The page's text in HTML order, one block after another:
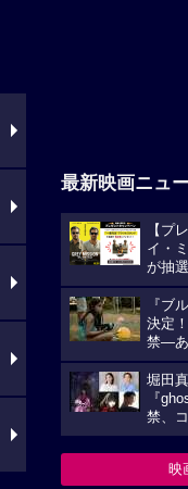
最新映画ニュ
【プ
イ・
が抽
『ブ
決定
禁―あ
堀田
『
禁、
映